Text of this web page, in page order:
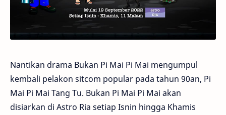
Nantikan drama Bukan Pi Mai Pi Mai mengumpul
kembali pelakon sitcom popular pada tahun 90an, Pi
Mai Pi Mai Tang Tu. Bukan Pi Mai Pi Mai akan
disiarkan di Astro Ria setiap Isnin hingga Khamis